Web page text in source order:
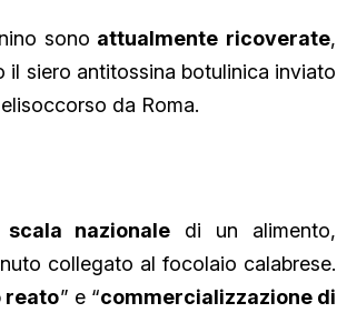
sono attualmente ricoverate,
il siero antitossina botulinica inviato
da Roma.
nazionale di un alimento,
collegato al focolaio calabrese.
reato” e “commercializzazione di